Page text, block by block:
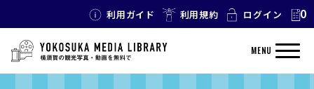
利用ガイド 利用規約 ログイン 0
MENU